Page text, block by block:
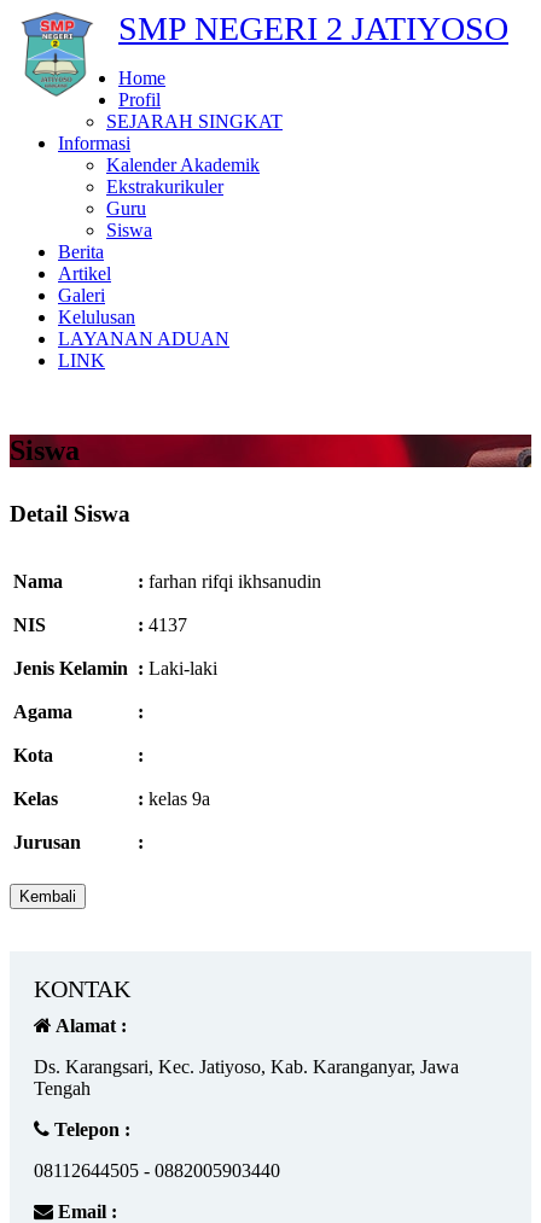
SMP NEGERI 2 JATIYOSO
Home
Profil
SEJARAH SINGKAT
Informasi
Kalender Akademik
Ekstrakurikuler
Guru
Siswa
Berita
Artikel
Galeri
Kelulusan
LAYANAN ADUAN
LINK
Siswa
Detail Siswa
Nama : farhan rifqi ikhsanudin
NIS : 4137
Jenis Kelamin : Laki-laki
Agama :
Kota :
Kelas : kelas 9a
Jurusan :
KONTAK
Alamat :
Ds. Karangsari, Kec. Jatiyoso, Kab. Karanganyar, Jawa
Tengah
Telepon :
08112644505 - 0882005903440
Email :